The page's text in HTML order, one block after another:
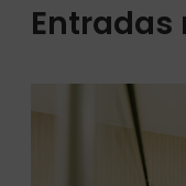
Entradas